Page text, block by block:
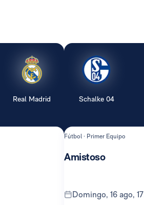
Real Madrid Schalke 04
Fútbol · Primer Equipo
Amistoso
domingo, 16 ago,